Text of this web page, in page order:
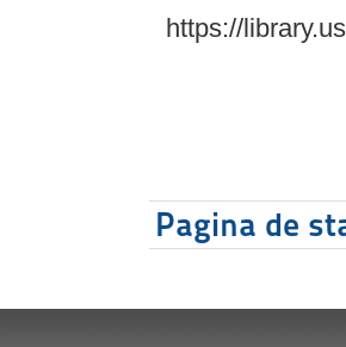
https://
Pagina de